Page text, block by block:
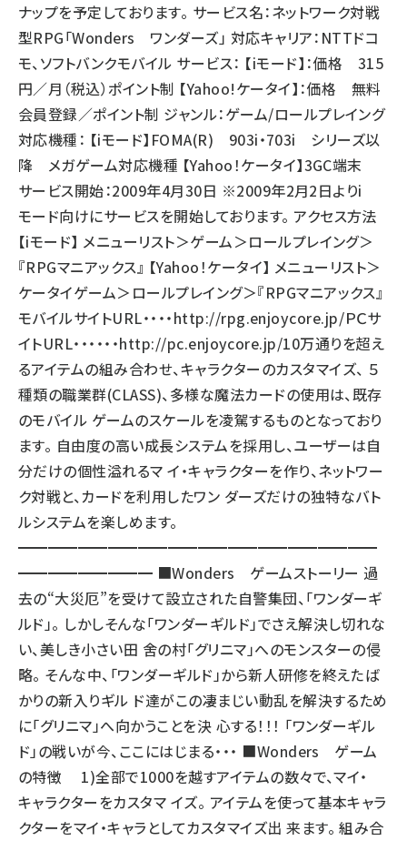
ナップを予定しております。 サービス名：ネットワーク対戦
型RPG「Wonders ワンダーズ」 対応キャリア：NTTドコ
モ、ソフトバンクモバイル サービス： 【iモード】：価格 315
円／月（税込）ポイント制 【Yahoo!ケータイ】：価格 無料
会員登録／ポイント制 ジャンル：ゲーム/ロールプレイング
対応機種： 【iモード】FOMA(R) 903i・703i シリーズ以
降 メガゲーム対応機種 【Yahoo！ケータイ】3GC端末
サービス開始：2009年4月30日 ※2009年2月2日よりi
モード向けにサービスを開始しております。 アクセス方法
【iモード】 メニューリスト＞ゲーム＞ロールプレイング＞
『RPGマニアックス』 【Yahoo！ケータイ】 メニューリスト＞
ケータイゲーム＞ロールプレイング＞『RPGマニアックス』
モバイルサイトURL・・・・http://rpg.enjoycore.jp/ＰＣサ
イトURL・・・・・・http://pc.enjoycore.jp/10万通りを超え
るアイテムの組み合わせ、キャラクターのカスタマイズ、 ５
種類の職業群(CLASS)、多様な魔法カードの使用は、既存
のモバイル ゲームのスケールを凌駕するものとなっており
ます。 自由度の高い成長システムを採用し、ユーザーは自
分だけの個性溢れるマ イ・キャラクターを作り、ネットワー
ク対戦と、カードを利用したワン ダーズだけの独特なバト
ルシステムを楽しめます。
━━━━━━━━━━━━━━━━━━━━━━━━
━━━━━━━━━ ■Wonders ゲームストーリー 過
去の“大災厄”を受けて設立された自警集団、「ワンダーギ
ルド」。 しかしそんな「ワンダーギルド」でさえ解決し切れな
い、美しき小さい田 舍の村「グリニマ」へのモンスターの侵
略。 そんな中、「ワンダーギルド」から新人研修を終えたば
かりの新入りギル ド達がこの凄まじい動乱を解決するため
に「グリニマ」へ向かうことを決 心する！！！ 「ワンダーギル
ド」の戦いが今、ここにはじまる・・・ ■Wonders ゲーム
の特徴 1)全部で1000を越すアイテムの数々で、マイ・
キャラクターをカスタマ イズ。 アイテムを使って基本キャラ
クターをマイ・キャラとしてカスタマイズ出 来ます。 組み合